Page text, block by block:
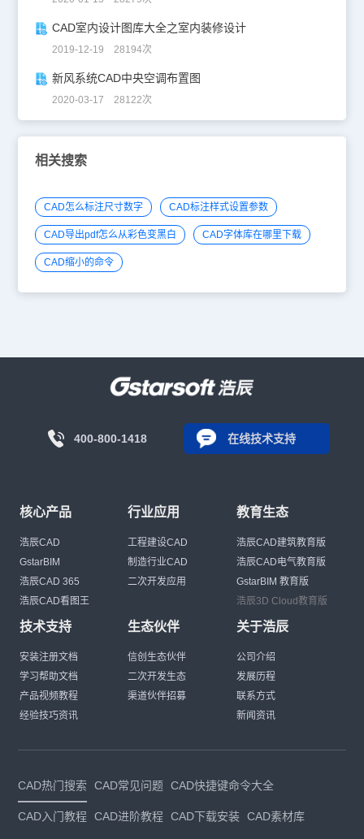
CAD室内设计图库大全之室内装修设计
2019-12-19 28194次
新风系统CAD中央空调布置图
2020-03-17 28122次
相关搜索
CAD怎么标注尺寸数字 CAD标注样式设置参数
CAD导出pdf怎么从彩色变黑白 CAD字体库在哪里下载
CAD缩小的命令
400-800-1418 在线技术支持
核心产品
浩辰CAD
GstarBIM
浩辰CAD 365
浩辰CAD看图王
行业应用
工程建设CAD
制造行业CAD
二次开发应用
教育生态
浩辰CAD建筑教育版
浩辰CAD电气教育版
GstarBIM 教育版
浩辰3D Cloud教育版
技术支持
安装注册文档
学习帮助文档
产品视频教程
经验技巧资讯
生态伙伴
信创生态伙伴
二次开发生态
渠道伙伴招募
关于浩辰
公司介绍
发展历程
联系方式
新闻资讯
CAD热门搜索 CAD常见问题 CAD快捷键命令大全
CAD入门教程 CAD进阶教程 CAD下载安装 CAD素材库